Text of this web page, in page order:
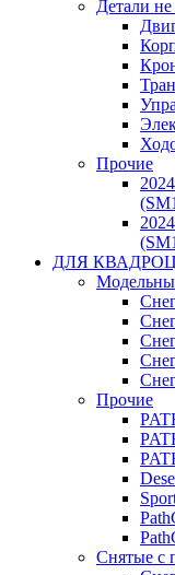
Детали
Прочие
ДЛЯ
Прочие
Снятые с